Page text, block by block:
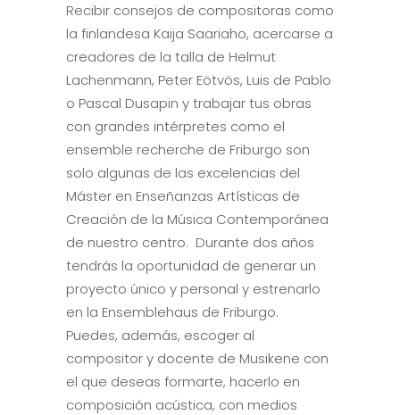
Recibir consejos de compositoras como
la finlandesa Kaija Saariaho, acercarse a
creadores de la talla de Helmut
Lachenmann, Peter Eötvös, Luis de Pablo
o Pascal Dusapin y trabajar tus obras
con grandes intérpretes como el
ensemble recherche de Friburgo son
solo algunas de las excelencias del
Máster en Enseñanzas Artísticas de
Creación de la Música Contemporánea
de nuestro centro. Durante dos años
tendrás la oportunidad de generar un
proyecto único y personal y estrenarlo
en la Ensemblehaus de Friburgo.
Puedes, además, escoger al
compositor y docente de Musikene con
el que deseas formarte, hacerlo en
composición acústica, con medios